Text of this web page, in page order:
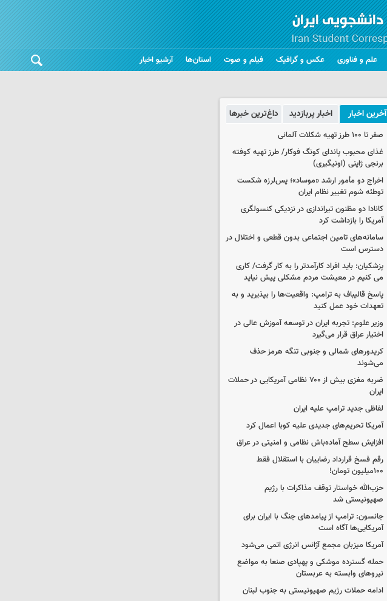
علم و فناوری عکس و گرافیک فیلم و صوت استان‌ها آرشیو اخبار
آخرین اخبار اخبار پربازدید داغ‌ترین خبرها
صفر تا ۱۰۰ طرز تهیه شکلات آلمانی
غذای محبوب پاندای کونگ فوکار/ طرز تهیه کوفته
برنجی ژاپنی (اونیگیری)
اخراج دو مأمور ارشد «موساد»؛ پس‌لرزه شکست
توطئه شوم تغییر نظام ایران
کانادا دو مظنون تیراندازی در نزدیکی کنسولگری
آمریکا را بازداشت کرد
سامانه‌های تامین اجتماعی بدون قطعی و اختلال در
دسترس است
پزشکیان: باید افراد کارآمدتر را به کار گرفت/ کاری
می کنیم در معیشت مردم مشکلی پیش نیاید
پاسخ قالیباف به ترامپ: واقعیت‌ها را بپذیرید و به
تعهدات خود عمل کنید
وزیر علوم: تجربه ایران در توسعه آموزش عالی در
اختیار عراق قرار می‌گیرد
کریدورهای شمالی و جنوبی تنگه هرمز حذف
می‌شوند
ضربه مغزی بیش از ۷۰۰ نظامی آمریکایی در حملات
ایران
لفاظی جدید ترامپ علیه ایران
آمریکا تحریم‌های جدیدی علیه کوبا اعمال کرد
افزایش سطح آماده‌باش نظامی و امنیتی در عراق
رقم فسخ قرارداد رضاییان با استقلال فقط
۱۰۰میلیون تومان!
حزب‌الله خواستار توقف مذاکرات با رژیم
صهیونیستی شد
جانسون: ترامپ از پیامدهای جنگ با ایران برای
آمریکایی‌ها آگاه است
آمریکا میزبان مجمع آژانس انرژی اتمی می‌شود
حمله گسترده موشکی و پهپادی صنعا به مواضع
نیروهای وابسته به عربستان
ادامه حملات رژیم صهیونیستی به جنوب لبنان